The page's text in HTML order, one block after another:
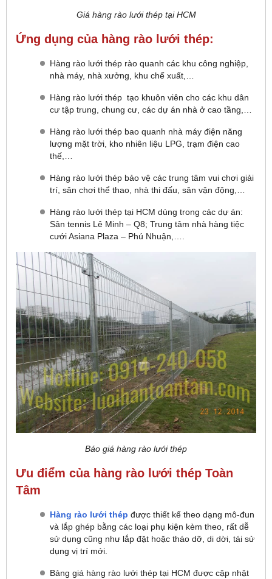
Giá hàng rào lưới thép tại HCM
Ứng dụng của hàng rào lưới thép:
Hàng rào lưới thép rào quanh các khu công nghiệp,
nhà máy, nhà xưởng, khu chế xuất,…
Hàng rào lưới thép tạo khuôn viên cho các khu dân
cư tập trung, chung cư, các dự án nhà ở cao tầng,…
Hàng rào lưới thép bao quanh nhà máy điện năng
lượng mặt trời, kho nhiên liệu LPG, trạm điện cao
thế,…
Hàng rào lưới thép bảo vệ các trung tâm vui chơi giải
trí, sân chơi thể thao, nhà thi đấu, sân vận động,…
Hàng rào lưới thép tại HCM dùng trong các dự án:
Sân tennis Lê Minh – Q8; Trung tâm nhà hàng tiệc
cưới Asiana Plaza – Phú Nhuận,….
Báo giá hàng rào lưới thép
Ưu điểm của hàng rào lưới thép Toàn
Tâm
Hàng rào lưới thép được thiết kế theo dạng mô-đun
và lắp ghép bằng các loại phụ kiện kèm theo, rất dễ
sử dụng cũng như lắp đặt hoặc tháo dỡ, di dời, tái sử
dụng vị trí mới.
Bảng giá hàng rào lưới thép tại HCM được cập nhật